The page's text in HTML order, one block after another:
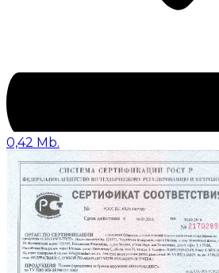
0,42 Mb.